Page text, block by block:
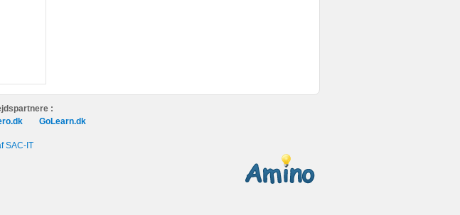
:
GoLearn.dk
SAC-IT